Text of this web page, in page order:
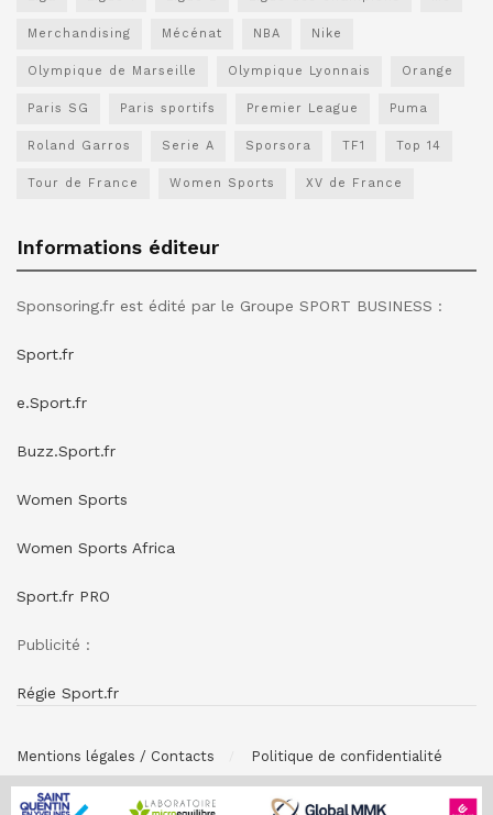
Merchandising Mécénat NBA Nike
Olympique de Marseille Olympique Lyonnais Orange
Paris SG Paris sportifs Premier League Puma
Roland Garros Serie A Sporsora TF1 Top 14
Tour de France Women Sports XV de France
Informations éditeur
Sponsoring.fr est édité par le Groupe SPORT BUSINESS :
Sport.fr
e.Sport.fr
Buzz.Sport.fr
Women Sports
Women Sports Africa
Sport.fr PRO
Publicité :
Régie Sport.fr
Mentions légales / Contacts Politique de confidentialité
© SPONSORING.FR